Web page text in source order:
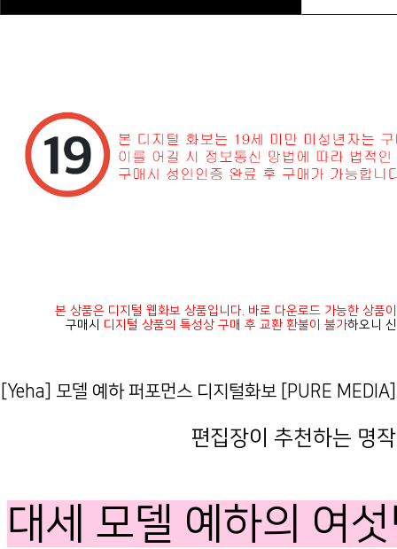
본 상품은 디지털 웹화보 상품입니다. 바로 다운로드 가능한 상품
구매시 디지털 상품의 특성상 구매 후 교환 환불이 불가하오니
[Yeha] 모델 예하 퍼포먼스 디지털화보 [PURE
편집장이 추천하는 명
대세 모델 예하의 여